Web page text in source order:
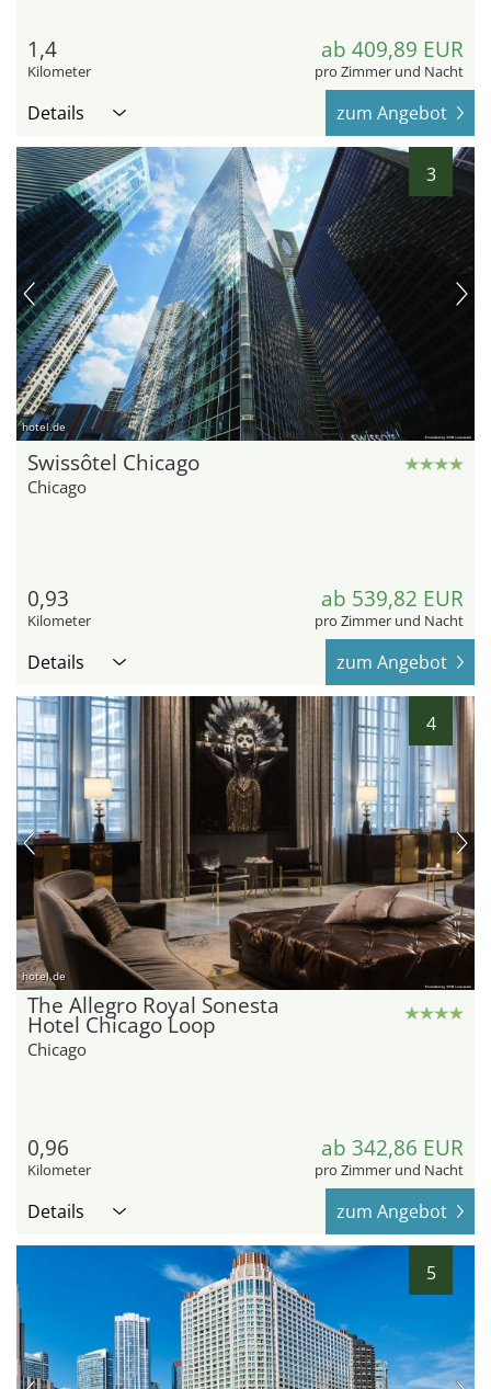
1,4
Kilometer
ab 409,89 EUR
pro Zimmer und Nacht
Details zum Angebot
3
hotel.de
Swissôtel Chicago
Chicago
0,93
Kilometer
ab 539,82 EUR
pro Zimmer und Nacht
Details zum Angebot
4
hotel.de
The Allegro Royal Sonesta
Hotel Chicago Loop
Chicago
0,96
Kilometer
ab 342,86 EUR
pro Zimmer und Nacht
Details zum Angebot
5